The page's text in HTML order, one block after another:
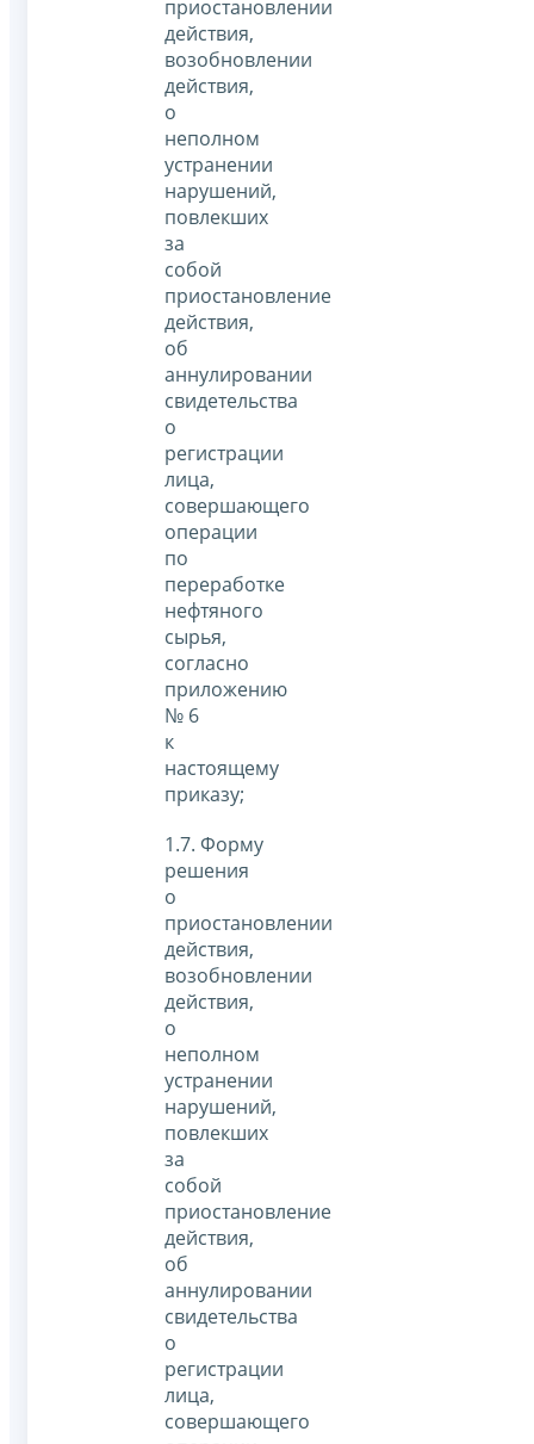
приостановлении
действия,
возобновлении
действия,
о
неполном
устранении
нарушений,
повлекших
за
собой
приостановление
действия,
об
аннулировании
свидетельства
о
регистрации
лица,
совершающего
операции
по
переработке
нефтяного
сырья,
согласно
приложению
№ 6
к
настоящему
приказу;
1.7. Форму
решения
о
приостановлении
действия,
возобновлении
действия,
о
неполном
устранении
нарушений,
повлекших
за
собой
приостановление
действия,
об
аннулировании
свидетельства
о
регистрации
лица,
совершающего